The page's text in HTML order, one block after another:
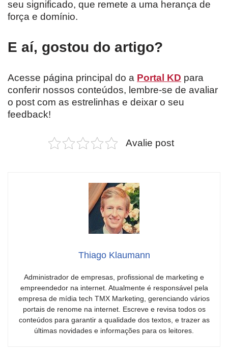
seu significado, que remete a uma herança de
força e domínio.
E aí, gostou do artigo?
Acesse página principal do a Portal KD para
conferir nossos conteúdos, lembre-se de avaliar
o post com as estrelinhas e deixar o seu
feedback!
Avalie post
Thiago Klaumann
Administrador de empresas, profissional de marketing e
empreendedor na internet. Atualmente é responsável pela
empresa de mídia tech TMX Marketing, gerenciando vários
portais de renome na internet. Escreve e revisa todos os
conteúdos para garantir a qualidade dos textos, e trazer as
últimas novidades e informações para os leitores.